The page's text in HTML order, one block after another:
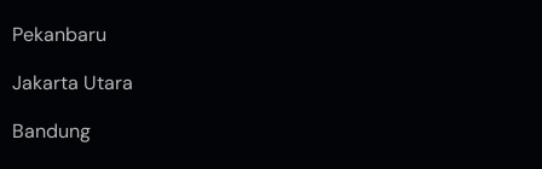
Pekanbaru
Jakarta Utara
Bandung